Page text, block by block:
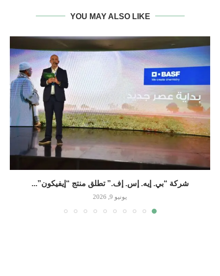
YOU MAY ALSO LIKE
شركة “بي. إيه. إس. إف.” تطلق منتج “إيفيكون”...
يونيو 9, 2026